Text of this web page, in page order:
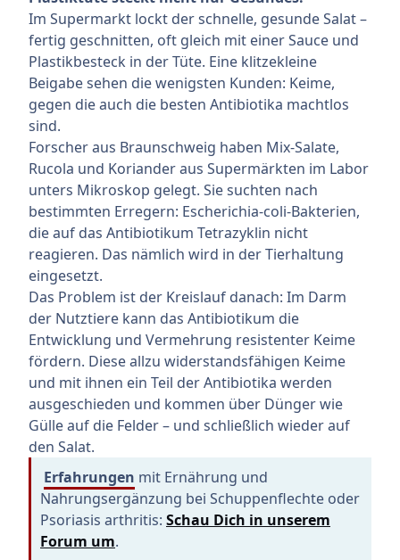
Im Supermarkt lockt der schnelle, gesunde Salat –
fertig geschnitten, oft gleich mit einer Sauce und
Plastikbesteck in der Tüte. Eine klitzekleine
Beigabe sehen die wenigsten Kunden: Keime,
gegen die auch die besten Antibiotika machtlos
sind.
Forscher aus Braunschweig haben Mix-Salate,
Rucola und Koriander aus Supermärkten im Labor
unters Mikroskop gelegt. Sie suchten nach
bestimmten Erregern: Escherichia-coli-Bakterien,
die auf das Antibiotikum Tetrazyklin nicht
reagieren. Das nämlich wird in der Tierhaltung
eingesetzt.
Das Problem ist der Kreislauf danach: Im Darm
der Nutztiere kann das Antibiotikum die
Entwicklung und Vermehrung resistenter Keime
fördern. Diese allzu widerstandsfähigen Keime
und mit ihnen ein Teil der Antibiotika werden
ausgeschieden und kommen über Dünger wie
Gülle auf die Felder – und schließlich wieder auf
den Salat.
Erfahrungen mit Ernährung und
Nahrungsergänzung bei Schuppenflechte oder
Psoriasis arthritis: Schau Dich in unserem
Forum um.